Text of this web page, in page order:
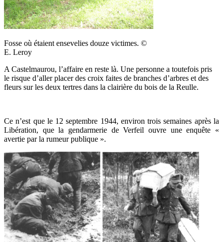
Fosse où étaient ensevelies douze victimes. ©
E. Leroy
A Castelmaurou, l’affaire en reste là. Une personne a toutefois pris
le risque d’aller placer des croix faites de branches d’arbres et des
fleurs sur les deux tertres dans la clairière du bois de la Reulle.
Ce n’est que le 12 septembre 1944, environ trois semaines après la
Libération, que la gendarmerie de Verfeil ouvre une enquête «
avertie par la rumeur publique ».